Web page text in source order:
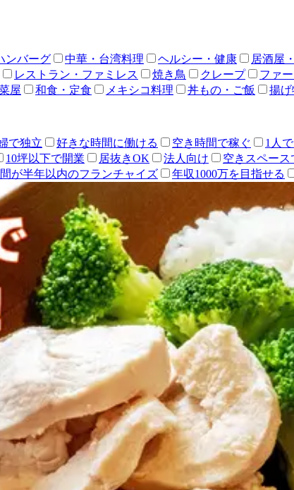
ンバーグ 中華・台湾料理 ヘルシー・健康 居酒屋
レストラン・ファミレス 焼き鳥 クレープ ファ
屋 和食・定食 メキシコ料理 丼もの・ご飯 揚げ
で独立 好きな時間に働ける 空き時間で稼ぐ 1人
10坪以下で開業 居抜きOK 法人向け 空きスペース
が半年以内のフランチャイズ 年収1000万を目指せる